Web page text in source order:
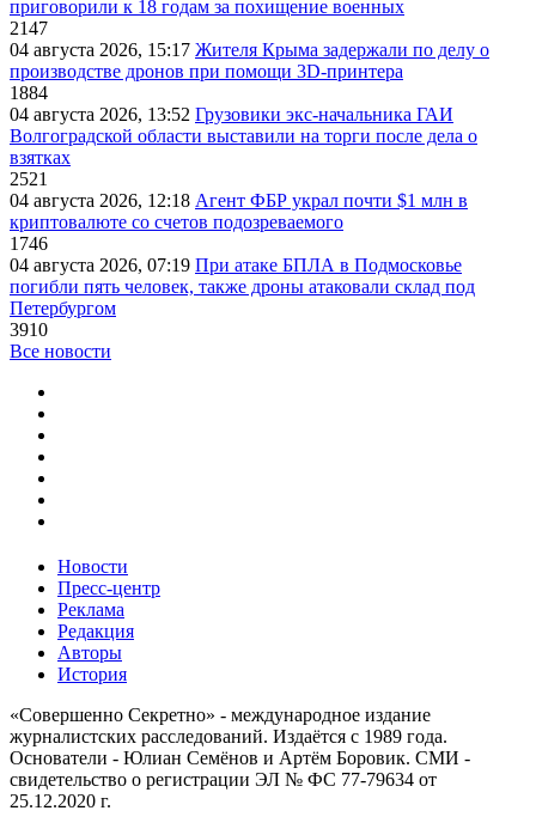
приговорили к 18 годам за похищение военных
2147
04 августа 2026, 15:17 Жителя Крыма задержали по делу о
производстве дронов при помощи 3D‑принтера
1884
04 августа 2026, 13:52 Грузовики экс-начальника ГАИ
Волгоградской области выставили на торги после дела о
взятках
2521
04 августа 2026, 12:18 Агент ФБР украл почти $1 млн в
криптовалюте со счетов подозреваемого
1746
04 августа 2026, 07:19 При атаке БПЛА в Подмосковье
погибли пять человек, также дроны атаковали склад под
Петербургом
3910
Все новости
Новости
Пресс-центр
Реклама
Редакция
Авторы
История
«Совершенно Секретно» - международное издание
журналистских расследований. Издаётся с 1989 года.
Основатели - Юлиан Семёнов и Артём Боровик. CМИ -
свидетельство о регистрации ЭЛ № ФС 77-79634 от
25.12.2020 г.